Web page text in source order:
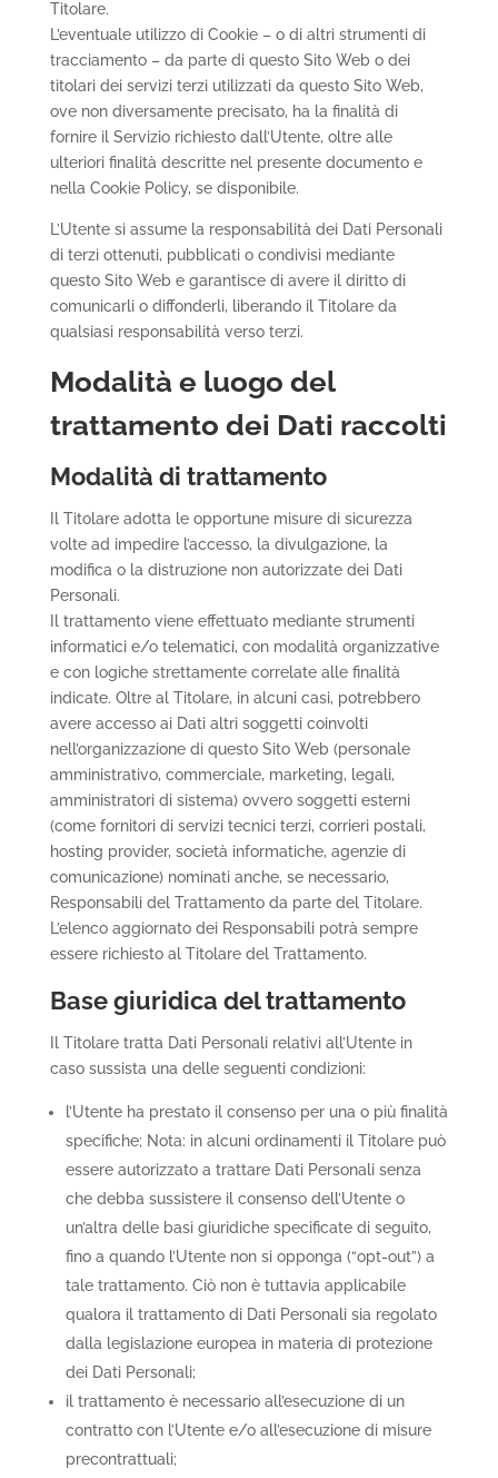
Titolare.
L’eventuale utilizzo di Cookie – o di altri strumenti di
tracciamento – da parte di questo Sito Web o dei
titolari dei servizi terzi utilizzati da questo Sito Web,
ove non diversamente precisato, ha la finalità di
fornire il Servizio richiesto dall’Utente, oltre alle
ulteriori finalità descritte nel presente documento e
nella Cookie Policy, se disponibile.
L’Utente si assume la responsabilità dei Dati Personali
di terzi ottenuti, pubblicati o condivisi mediante
questo Sito Web e garantisce di avere il diritto di
comunicarli o diffonderli, liberando il Titolare da
qualsiasi responsabilità verso terzi.
Modalità e luogo del
trattamento dei Dati raccolti
Modalità di trattamento
Il Titolare adotta le opportune misure di sicurezza
volte ad impedire l’accesso, la divulgazione, la
modifica o la distruzione non autorizzate dei Dati
Personali.
Il trattamento viene effettuato mediante strumenti
informatici e/o telematici, con modalità organizzative
e con logiche strettamente correlate alle finalità
indicate. Oltre al Titolare, in alcuni casi, potrebbero
avere accesso ai Dati altri soggetti coinvolti
nell’organizzazione di questo Sito Web (personale
amministrativo, commerciale, marketing, legali,
amministratori di sistema) ovvero soggetti esterni
(come fornitori di servizi tecnici terzi, corrieri postali,
hosting provider, società informatiche, agenzie di
comunicazione) nominati anche, se necessario,
Responsabili del Trattamento da parte del Titolare.
L’elenco aggiornato dei Responsabili potrà sempre
essere richiesto al Titolare del Trattamento.
Base giuridica del trattamento
Il Titolare tratta Dati Personali relativi all’Utente in
caso sussista una delle seguenti condizioni:
l’Utente ha prestato il consenso per una o più finalità
specifiche; Nota: in alcuni ordinamenti il Titolare può
essere autorizzato a trattare Dati Personali senza
che debba sussistere il consenso dell’Utente o
un’altra delle basi giuridiche specificate di seguito,
fino a quando l’Utente non si opponga (“opt-out”) a
tale trattamento. Ciò non è tuttavia applicabile
qualora il trattamento di Dati Personali sia regolato
dalla legislazione europea in materia di protezione
dei Dati Personali;
il trattamento è necessario all’esecuzione di un
contratto con l’Utente e/o all’esecuzione di misure
precontrattuali;